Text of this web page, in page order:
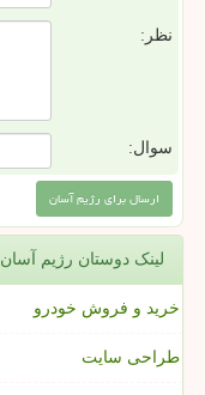
نظر:
سوال:
لینک دوستان رژیم آسان
خرید و فروش خودرو
طراحی سایت